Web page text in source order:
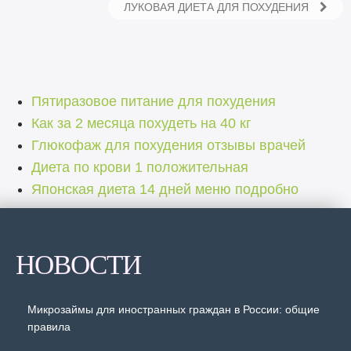
ЛУКОВАЯ ДИЕТА ДЛЯ ПОХУДЕНИЯ
Пятиразовое питание для похудения
Как за 2 месяца похудеть на 40 кг
Глюкофаж для похудения отзывы врачей
Диета по крови 1 положительная
Японская диета 14 дней меню подробно
НОВОСТИ
Микрозаймы для иностранных граждан в России: общие
правила